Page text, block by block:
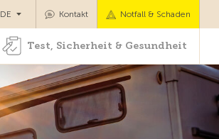
Test, Sicherheit & Gesundheit
Kontakt Notfall & Schaden
DE
Test, Sicherheit & Gesundheit